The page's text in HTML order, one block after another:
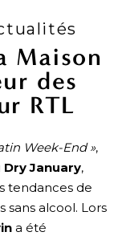
Maison
des
RTL
Week-End »,
Dry January,
tendances de
sans alcool. Lors
a été